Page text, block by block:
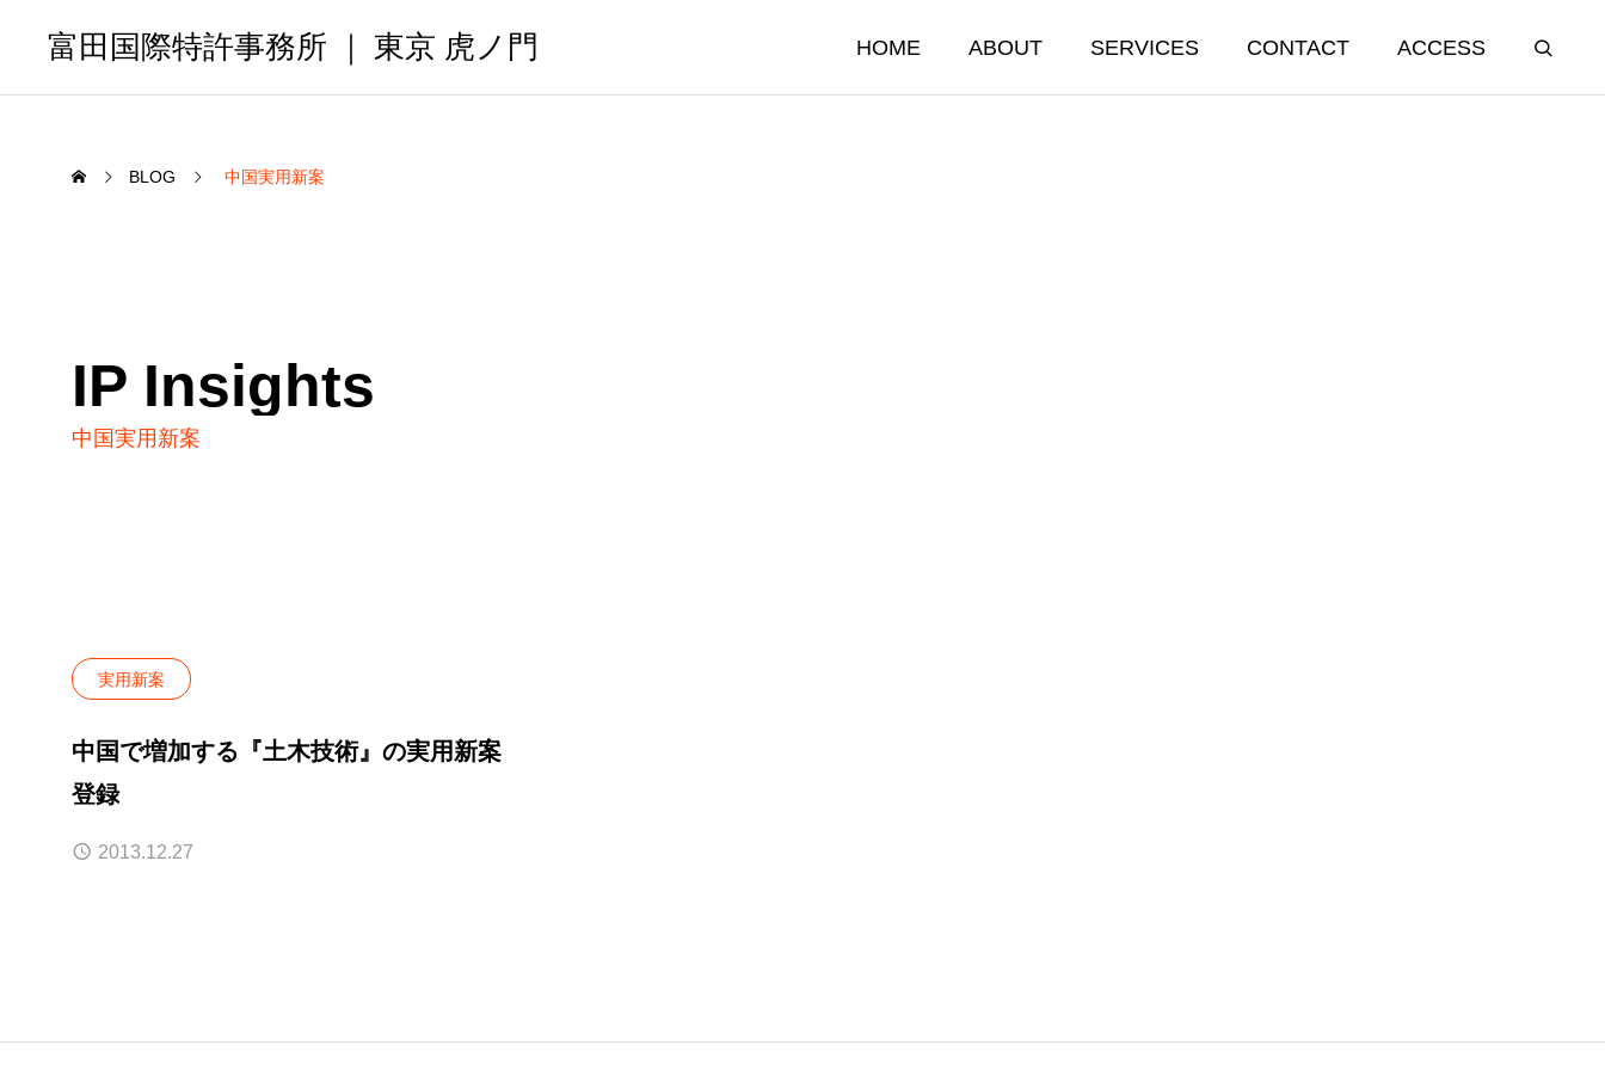
富田国際特許事務所 ｜ 東京 虎ノ門 HOME ABOUT SERVICES CONTACT ACCESS
BLOG 中国実用新案
IP Insights
中国実用新案
実用新案
中国で増加する『土木技術』の実用新案
登録
2013.12.27